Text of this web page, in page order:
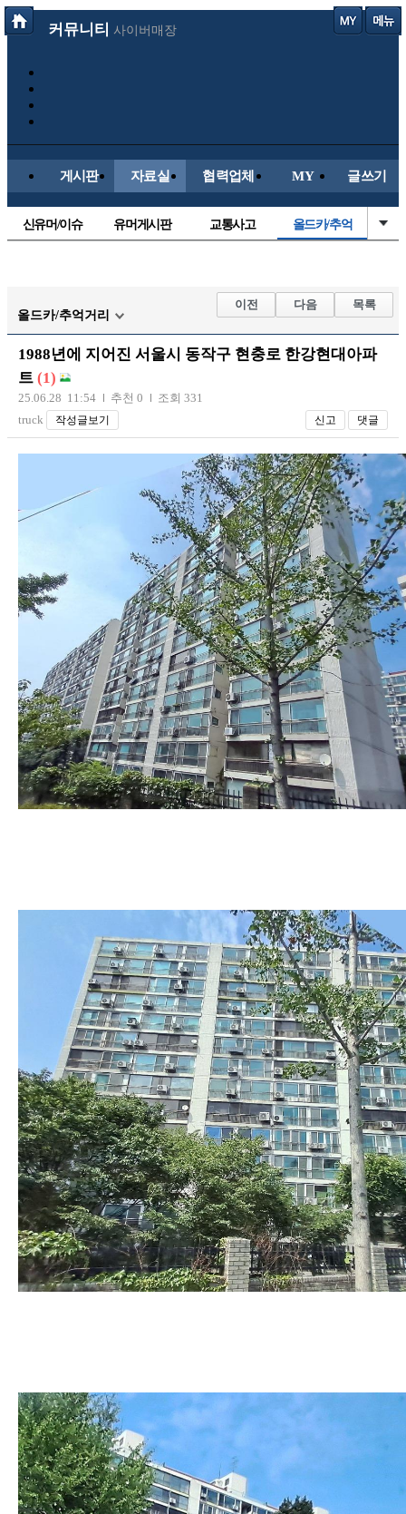
커뮤니티 사이버매장
게시판 자료실 협력업체 MY 글쓰기
신유머/이슈 유머게시판 교통사고 올드카/추억
레이싱모델 자유사진
군사/무기 트럭/버스
장착시공사진
올드카/추억거리
이전 다음 목록
1988년에 지어진 서울시 동작구 현충로 한강현대아파
트 (1)
25.06.28 11:54 추천 0
조회 331
truck
작성글보기 신고 댓글